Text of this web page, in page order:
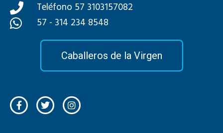
Teléfono 57 3103157082
57 - 314 234 8548
Caballeros de la Virgen